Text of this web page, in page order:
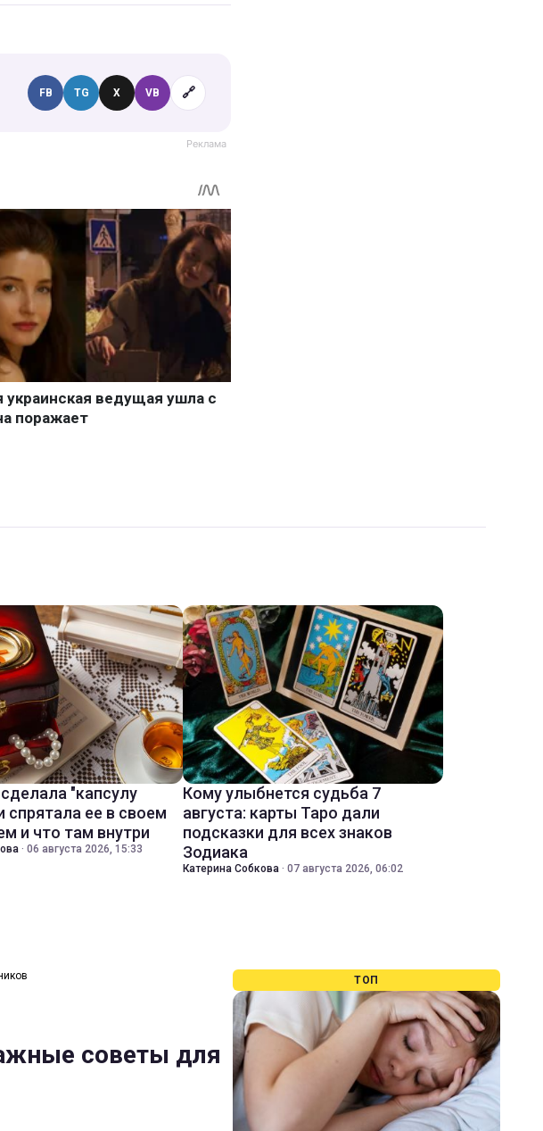
FB TG X VB 🔗
"капсулу
спрятала ее в своем
и что там внутри
· 06 августа 2026, 15:33
Кому улыбнется судьба 7
августа: карты Таро дали
подсказки для всех знаков
Зодиака
Катерина Собкова · 07 августа 2026, 06:02
советы для
ТОП